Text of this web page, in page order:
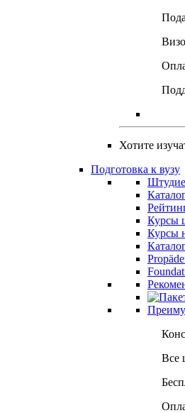
Хотите
Подготовка к вузу
Курсы
Курсы
Все